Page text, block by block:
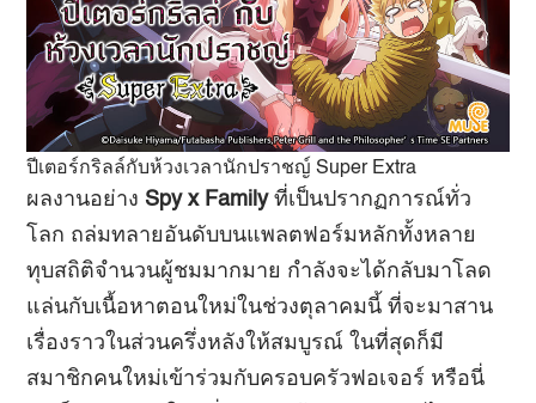
ปีเตอร์กริลล์กับห้วงเวลานักปราชญ์ Super Extra
ผลงานอย่าง Spy x Familyที่เป็นปรากฏการณ์ทั่ว
โลก ถล่มทลายอันดับบนแพลตฟอร์มหลักทั้งหลาย
ทุบสถิติจำนวนผู้ชมมากมาย กำลังจะได้กลับมาโลด
แล่นกับเนื้อหาตอนใหม่ในช่วงตุลาคมนี้ ที่จะมาสาน
เรื่องราวในส่วนครึ่งหลังให้สมบูรณ์ ในที่สุดก็มี
สมาชิกคนใหม่เข้าร่วมกับครอบครัวฟอเจอร์ หรือนี่